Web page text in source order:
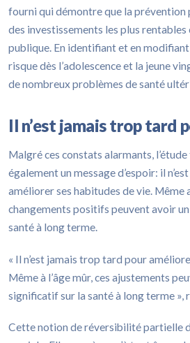
fourni qui démontre que la prévention
des investissements les plus rentables
publique. En identifiant et en
risque dès l’adolescence et la jeune
de nombreux problèmes de santé
Il n’est jamais trop tard
Malgré ces constats alarmants,
également un message d’espoir: il
améliorer ses habitudes de vie. Même
changements positifs peuvent avoir
santé à long terme.
« Il n’est jamais trop tard pour
Même à l’âge mûr, ces ajustements
significatif sur la santé à long terme »,
Cette notion de réversibilité partielle